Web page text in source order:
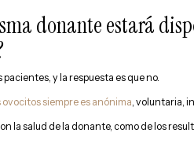
donante estará
y la respuesta es que no.
ovocitos siempre es anónima , voluntaria,
la salud de la donante, como de los